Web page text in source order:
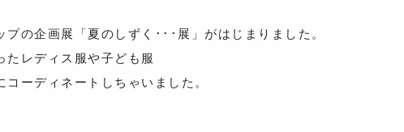
プの企画展「夏のしずく･･･展」がはじまりました。
たレディス服や子ども服
ーディネートしちゃいました。